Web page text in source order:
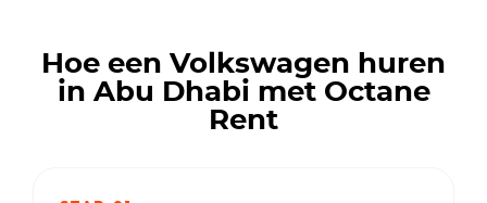
Hoe een Volkswagen huren
in Abu Dhabi met Octane
Rent